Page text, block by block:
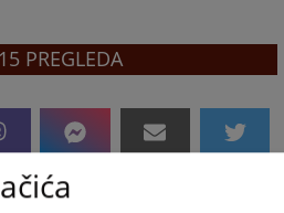
PREGLEDA